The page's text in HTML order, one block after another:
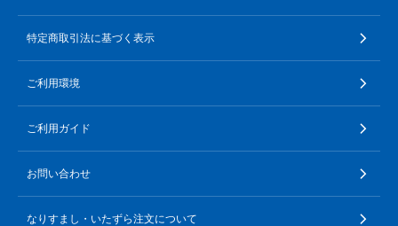
特定商取引法に基づく表示
ご利用環境
ご利用ガイド
お問い合わせ
なりすまし・いたずら注文について